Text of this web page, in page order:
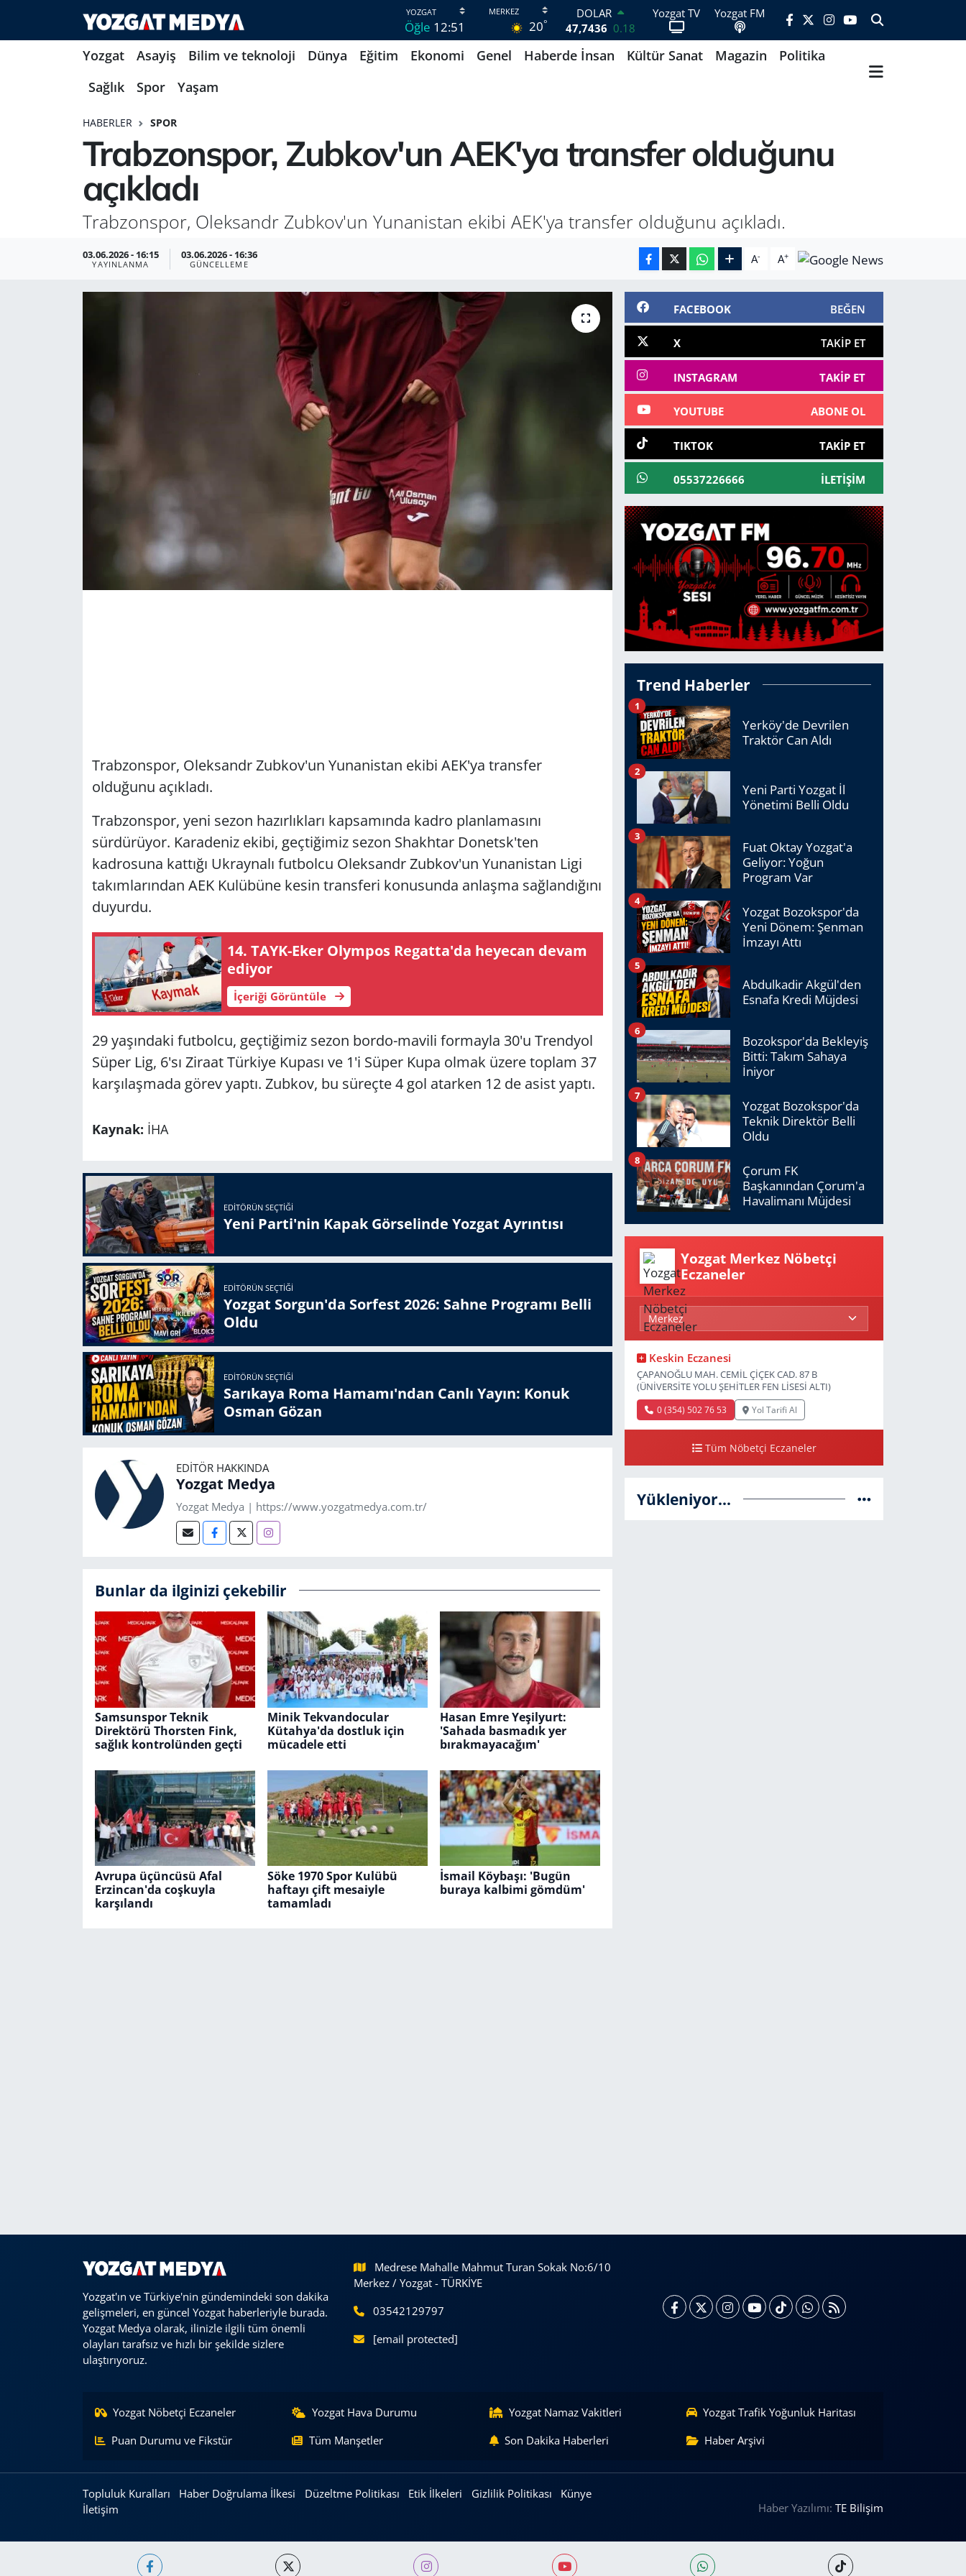
Öğle 12:51 20°
DOLAR
47,7436 0.18
EURO
55,2510 0.32
13.779 -14
BITCOIN
Yozgat TV Yozgat FM
Yozgat Asayiş Bilim ve teknoloji Dünya Eğitim Ekonomi Genel Haberde İnsan Kültür Sanat Magazin
Politika
Sağlık
Spor Yaşam
HABERLER SPOR
Trabzonspor, Zubkov'un AEK'ya transfer olduğunu
açıkladı
Trabzonspor, Oleksandr Zubkov'un Yunanistan ekibi AEK'ya transfer olduğunu açıkladı.
03.06.2026 - 16:15
YAYINLANMA
03.06.2026 - 16:36
GÜNCELLEME A- A+
Trabzonspor, Oleksandr Zubkov'un Yunanistan ekibi AEK'ya transfer
olduğunu açıkladı.
Trabzonspor, yeni sezon hazırlıkları kapsamında kadro planlamasını
sürdürüyor. Karadeniz ekibi, geçtiğimiz sezon Shakhtar Donetsk'ten
kadrosuna kattığı Ukraynalı futbolcu Oleksandr Zubkov'un Yunanistan Ligi
takımlarından AEK Kulübüne kesin transferi konusunda anlaşma sağlandığını
duyurdu.
14. TAYK-Eker Olympos Regatta'da heyecan devam
ediyor
İçeriği Görüntüle
29 yaşındaki futbolcu, geçtiğimiz sezon bordo-mavili formayla 30'u Trendyol
Süper Lig, 6'sı Ziraat Türkiye Kupası ve 1'i Süper Kupa olmak üzere toplam 37
karşılaşmada görev yaptı. Zubkov, bu süreçte 4 gol atarken 12 de asist yaptı.
Kaynak: İHA
EDITÖRÜN SEÇTIĞI
Yeni Parti'nin Kapak Görselinde Yozgat Ayrıntısı
EDITÖRÜN SEÇTIĞI
Yozgat Sorgun'da Sorfest 2026: Sahne Programı Belli
Oldu
EDITÖRÜN SEÇTIĞI
Sarıkaya Roma Hamamı'ndan Canlı Yayın: Konuk
Osman Gözan
EDITÖR HAKKINDA
Yozgat Medya
Yozgat Medya | https://www.yozgatmedya.com.tr/
Bunlar da ilginizi çekebilir
Samsunspor Teknik
Direktörü Thorsten Fink,
sağlık kontrolünden geçti
Minik Tekvandocular
Kütahya'da dostluk için
mücadele etti
Hasan Emre Yeşilyurt:
'Sahada basmadık yer
bırakmayacağım'
Avrupa üçüncüsü Afal
Erzincan'da coşkuyla
karşılandı
Söke 1970 Spor Kulübü
haftayı çift mesaiyle
tamamladı
İsmail Köybaşı: 'Bugün
buraya kalbimi gömdüm'
FACEBOOK BEĞEN
X TAKIP ET
INSTAGRAM TAKIP ET
YOUTUBE ABONE OL
TIKTOK TAKIP ET
05537226666 İLETIŞIM
Trend Haberler
Yerköy'de Devrilen
Traktör Can Aldı
1
Yeni Parti Yozgat İl
Yönetimi Belli Oldu
2
Fuat Oktay Yozgat'a
Geliyor: Yoğun
Program Var
3
Yozgat Bozokspor'da
Yeni Dönem: Şenman
İmzayı Attı
4
Abdulkadir Akgül'den
Esnafa Kredi Müjdesi
5
Bozokspor'da Bekleyiş
Bitti: Takım Sahaya
İniyor
6
Yozgat Bozokspor'da
Teknik Direktör Belli
Oldu
7
Çorum FK
Başkanından Çorum'a
Havalimanı Müjdesi
8
Yozgat Merkez Nöbetçi
Eczaneler
Keskin Eczanesi
ÇAPANOĞLU MAH. CEMİL ÇİÇEK CAD. 87 B
(ÜNİVERSİTE YOLU ŞEHİTLER FEN LİSESİ ALTI)
0 (354) 502 76 53 Yol Tarifi Al
Tüm Nöbetçi Eczaneler
Yükleniyor...
Yozgat'ın ve Türkiye'nin gündemindeki son dakika
gelişmeleri, en güncel Yozgat haberleriyle burada.
Yozgat Medya olarak, ilinizle ilgili tüm önemli
olayları tarafsız ve hızlı bir şekilde sizlere
ulaştırıyoruz.
Medrese Mahalle Mahmut Turan Sokak No:6/10
Merkez / Yozgat - TÜRKİYE
03542129797
[email protected]
Yozgat Nöbetçi Eczaneler Yozgat Hava Durumu Yozgat Namaz Vakitleri
Yozgat Trafik Yoğunluk Haritası
Puan Durumu ve Fikstür
Tüm Manşetler Son Dakika Haberleri Haber Arşivi
Topluluk Kuralları Haber Doğrulama İlkesi Düzeltme Politikası Etik İlkeleri Gizlilik Politikası
Künye
İletişim
Haber Yazılımı:TE Bilişim